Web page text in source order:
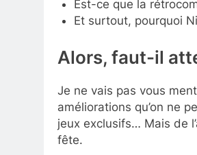
Est-ce que la
Et surtout, pourquoi
Alors, faut-il
Je ne vais pas vous
améliorations qu’on ne
jeux exclusifs… Mais de
fête.